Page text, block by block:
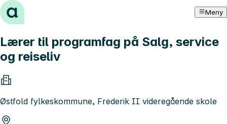
Hopp til innhold Meny
Lærer til programfag på Salg, service
og reiseliv
Østfold fylkeskommune, Frederik II videregående skole